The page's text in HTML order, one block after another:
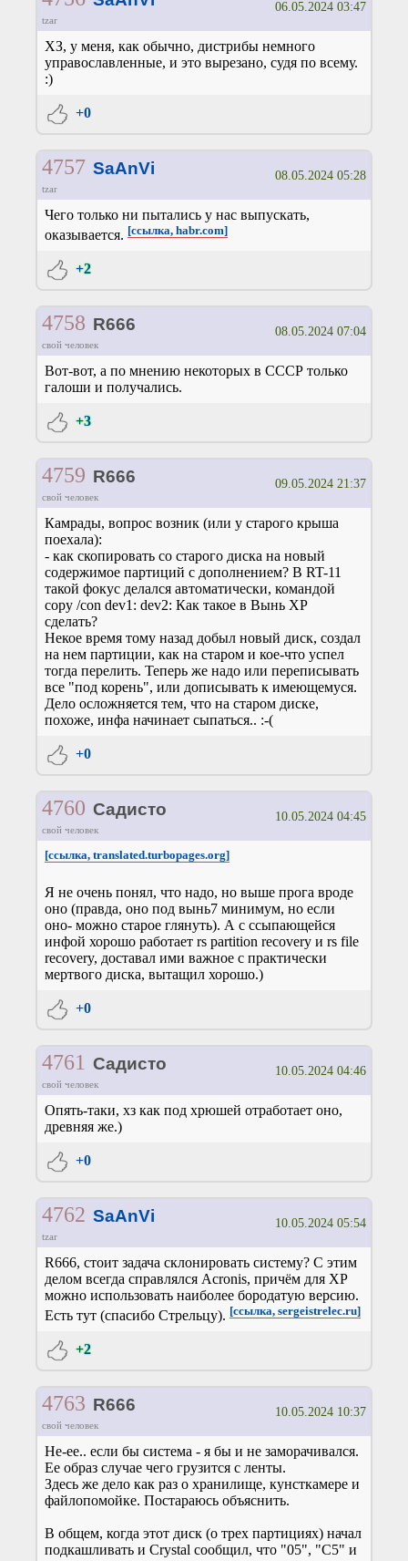
tzar
06.05.2024 03:47
ХЗ, у меня, как обычно, дистрибы немного
управославленные, и это вырезано, судя по всему.
:)
+0
4757 SaAnVi
tzar
08.05.2024 05:28
Чего только ни пытались у нас выпускать,
оказывается. [ссылка, habr.com]
+2
4758 R666
свой человек
08.05.2024 07:04
Вот-вот, а по мнению некоторых в СССР только
галоши и получались.
+3
4759 R666
свой человек
09.05.2024 21:37
Камрады, вопрос возник (или у старого крыша
поехала):
- как скопировать со старого диска на новый
содержимое партиций с дополнением? В RT-11
такой фокус делался автоматически, командой
copy /con dev1: dev2: Как такое в Вынь ХР
сделать?
Некое время тому назад добыл новый диск, создал
на нем партиции, как на старом и кое-что успел
тогда перелить. Теперь же надо или переписывать
все "под корень", или дописывать к имеющемуся.
Дело осложняется тем, что на старом диске,
похоже, инфа начинает сыпаться.. :-(
+0
4760 Садисто
свой человек
10.05.2024 04:45
[ссылка, translated.turbopages.org]
Я не очень понял, что надо, но выше прога вроде
оно (правда, оно под вынь7 минимум, но если
оно- можно старое глянуть). А с ссыпающейся
инфой хорошо работает rs partition recovery и rs file
recovery, доставал ими важное с практически
мертвого диска, вытащил хорошо.)
+0
4761 Садисто
свой человек
10.05.2024 04:46
Опять-таки, хз как под хрюшей отработает оно,
древняя же.)
+0
4762 SaAnVi
tzar
10.05.2024 05:54
R666, стоит задача склонировать систему? С этим
делом всегда справлялся Acronis, причём для XP
можно использовать наиболее бородатую версию.
Есть тут (спасибо Стрельцу). [ссылка, sergeistrelec.ru]
+2
4763 R666
свой человек
10.05.2024 10:37
Не-ее.. если бы система - я бы и не заморачивался.
Ее образ случае чего грузится с ленты.
Здесь же дело как раз о хранилище, кунсткамере и
файлопомойке. Постараюсь объяснить.
В общем, когда этот диск (о трех партициях) начал
подкашливать и Crystal сообщил, что "05", "С5" и